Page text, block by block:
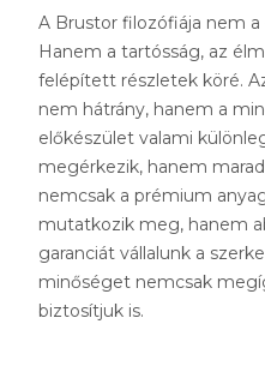
A Brustor filozófiája nem a
Hanem a tartósság, az
felépített részletek köré.
nem hátrány, hanem a
előkészület valami
megérkezik, hanem
nemcsak a prémium
mutatkozik meg, hanem
garanciát vállalunk a
minőséget nemcsak
biztosítjuk is.